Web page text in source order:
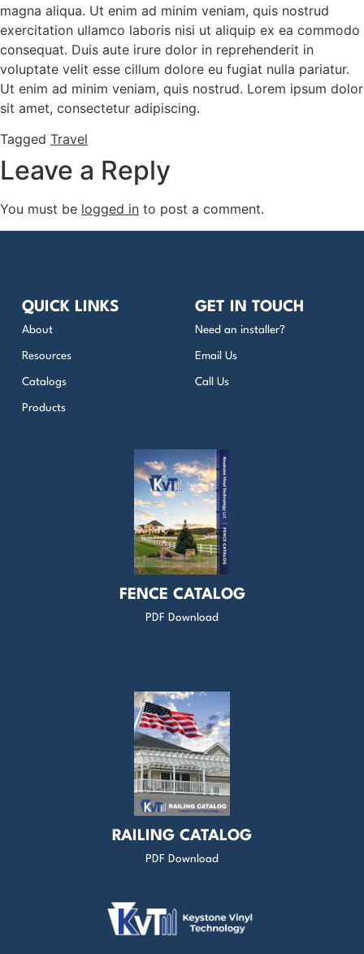
magna aliqua. Ut enim ad minim veniam, quis nostrud
exercitation ullamco laboris nisi ut aliquip ex ea commodo
consequat. Duis aute irure dolor in reprehenderit in
voluptate velit esse cillum dolore eu fugiat nulla pariatur.
Ut enim ad minim veniam, quis nostrud. Lorem ipsum dolor
sit amet, consectetur adipiscing.
Tagged Travel
Leave a Reply
You must be logged in to post a comment.
QUICK LINKS
About
Resources
Catalogs
Products
GET IN TOUCH
Need an installer?
Email Us
Call Us
FENCE CATALOG
PDF Download
RAILING CATALOG
PDF Download